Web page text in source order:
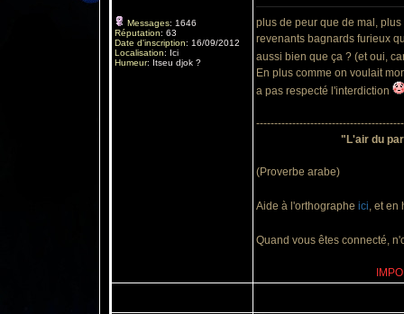
Messages: 1646
Réputation: 63
Date d'inscription: 16/09/2012
Localisation: Ici
Humeur: Itseu djok ?
plus de peur que de mal,
revenants bagnards furieux
aussi bien que ça ? (et oui,
En plus comme on voulait
a pas respecté l'interdiction
"L'air du
(Proverbe arabe)
Aide à l'orthographe ici, et en
Quand vous êtes connecté,